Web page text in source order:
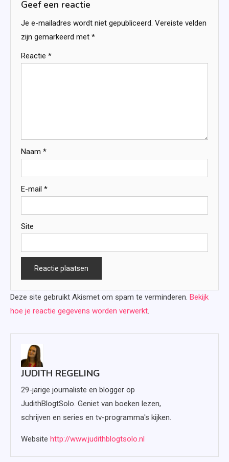
Geef een reactie
Je e-mailadres wordt niet gepubliceerd. Vereiste velden
zijn gemarkeerd met *
Reactie *
Naam *
E-mail *
Site
Deze site gebruikt Akismet om spam te verminderen. Bekijk
hoe je reactie gegevens worden verwerkt.
JUDITH REGELING
29-jarige journaliste en blogger op
JudithBlogtSolo. Geniet van boeken lezen,
schrijven en series en tv-programma's kijken.
Website http://www.judithblogtsolo.nl